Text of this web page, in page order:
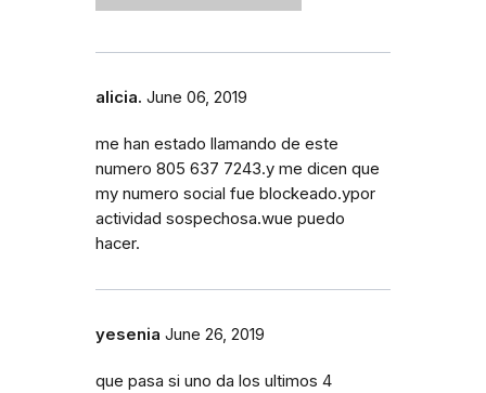
alicia. June 06, 2019
me han estado llamando de este
numero 805 637 7243.y me dicen que
my numero social fue blockeado.ypor
actividad sospechosa.wue puedo
hacer.
yesenia June 26, 2019
que pasa si uno da los ultimos 4